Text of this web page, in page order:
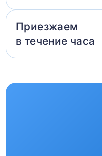
Приезжаем
в течение часа